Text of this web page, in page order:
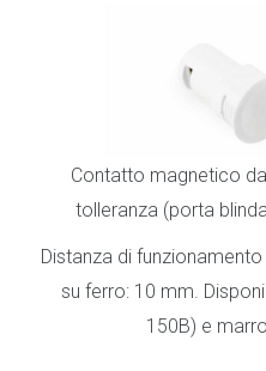
Contatto magnetico
tolleranza (porta
Distanza di
su ferro: 10 mm.
150B) e